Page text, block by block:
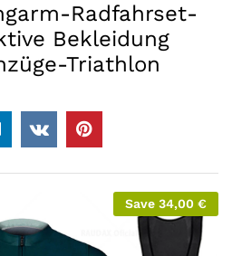
Radfahrset-
Bekleidung
Triathlon
Save 34,00 €